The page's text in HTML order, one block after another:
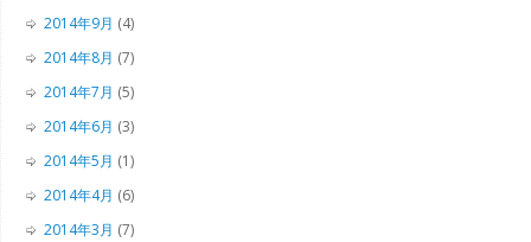
2014年9月 (4)
2014年8月 (7)
2014年7月 (5)
2014年6月 (3)
2014年5月 (1)
2014年4月 (6)
2014年3月 (7)